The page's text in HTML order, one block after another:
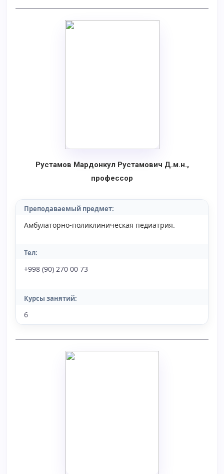
Рустамов Мардонкул Рустамович Д.м.н.,
профессор
Преподаваемый предмет:
Амбулаторно-поликлиническая педиатрия.
Тел:
+998 (90) 270 00 73
Курсы занятий:
6